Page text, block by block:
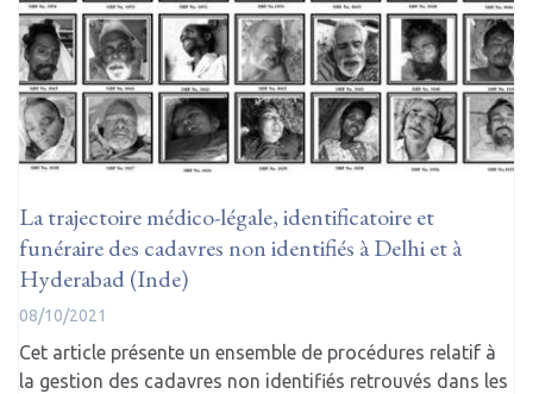
La trajectoire médico-légale, identificatoire et
funéraire des cadavres non identifiés à Delhi et à
Hyderabad (Inde)
08/10/2021
Cet article présente un ensemble de procédures relatif à
la gestion des cadavres non identifiés retrouvés dans les